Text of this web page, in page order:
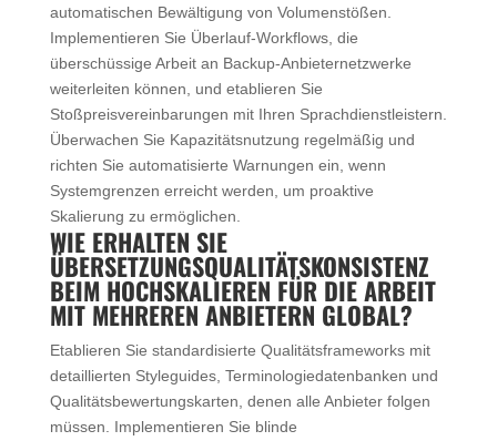
automatischen Bewältigung von Volumenstößen.
Implementieren Sie Überlauf-Workflows, die
überschüssige Arbeit an Backup-Anbieternetzwerke
weiterleiten können, und etablieren Sie
Stoßpreisvereinbarungen mit Ihren Sprachdienstleistern.
Überwachen Sie Kapazitätsnutzung regelmäßig und
richten Sie automatisierte Warnungen ein, wenn
Systemgrenzen erreicht werden, um proaktive
Skalierung zu ermöglichen.
WIE ERHALTEN SIE
ÜBERSETZUNGSQUALITÄTSKONSISTENZ
BEIM HOCHSKALIEREN FÜR DIE ARBEIT
MIT MEHREREN ANBIETERN GLOBAL?
Etablieren Sie standardisierte Qualitätsframeworks mit
detaillierten Styleguides, Terminologiedatenbanken und
Qualitätsbewertungskarten, denen alle Anbieter folgen
müssen. Implementieren Sie blinde